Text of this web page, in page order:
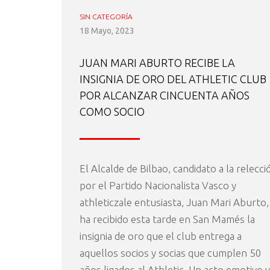
SIN CATEGORÍA
18 Mayo, 2023
JUAN MARI ABURTO RECIBE LA
INSIGNIA DE ORO DEL ATHLETIC CLUB
POR ALCANZAR CINCUENTA AÑOS
COMO SOCIO
El Alcalde de Bilbao, candidato a la
por el Partido Nacionalista Vasco y
athleticzale entusiasta, Juan Mari Aburto,
ha recibido esta tarde en San Mamés la
insignia de oro que el club entrega a
aquellos socios y socias que cumplen 50